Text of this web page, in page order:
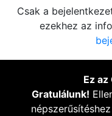
Csak a
ezekhez az
Ez az
Gratulálunk!